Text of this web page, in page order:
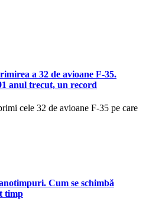
a 32 de avioane F-35.
anul trecut, un record
cele 32 de avioane F-35 pe care
Cum se schimbă
timp